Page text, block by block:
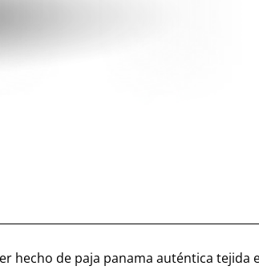
hecho de paja panama auténtica tejida